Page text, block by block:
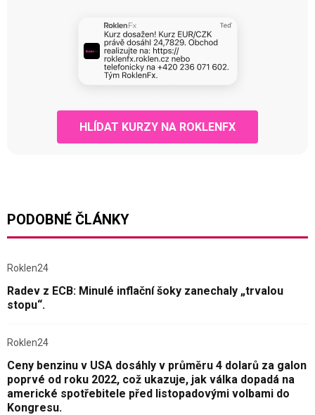
HLÍDAT KURZY NA ROKLENFX
PODOBNÉ ČLÁNKY
Roklen24
Radev z ECB: Minulé inflační šoky zanechaly „trvalou
stopu“.
Roklen24
Ceny benzinu v USA dosáhly v průměru 4 dolarů za galon
poprvé od roku 2022, což ukazuje, jak válka dopadá na
americké spotřebitele před listopadovými volbami do
Kongresu.